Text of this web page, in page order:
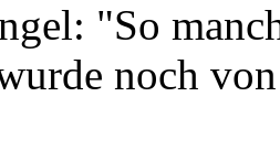
"So
noch